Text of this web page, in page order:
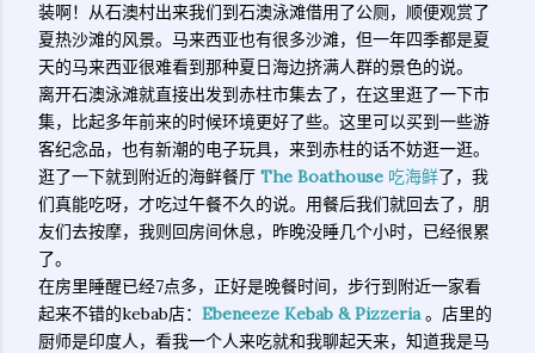
装啊！从石澳村出来我们到石澳泳滩借用了公厕，顺便观赏了
夏热沙滩的风景。马来西亚也有很多沙滩，但一年四季都是夏
天的马来西亚很难看到那种夏日海边挤满人群的景色的说。
离开石澳泳滩就直接出发到赤柱市集去了，在这里逛了一下市
集，比起多年前来的时候环境更好了些。这里可以买到一些游
客纪念品，也有新潮的电子玩具，来到赤柱的话不妨逛一逛。
逛了一下就到附近的海鲜餐厅 The Boathouse 吃海鲜了，我
们真能吃呀，才吃过午餐不久的说。用餐后我们就回去了，朋
友们去按摩，我则回房间休息，昨晚没睡几个小时，已经很累
了。
在房里睡醒已经7点多，正好是晚餐时间，步行到附近一家看
起来不错的kebab店： Ebeneeze Kebab & Pizzeria。店里的
厨师是印度人，看我一个人来吃就和我聊起天来，知道我是马